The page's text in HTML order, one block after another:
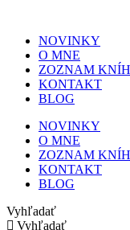
NOVINKY
O MNE
ZOZNAM KNÍH
KONTAKT
BLOG
NOVINKY
O MNE
ZOZNAM KNÍH
KONTAKT
BLOG
Vyhľadať
Vyhľadať